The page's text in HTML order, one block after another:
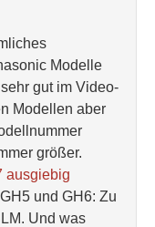
Modelle
gut im Video-
Modellen aber
größer.
ausgiebig
und GH6: Zu
Und was